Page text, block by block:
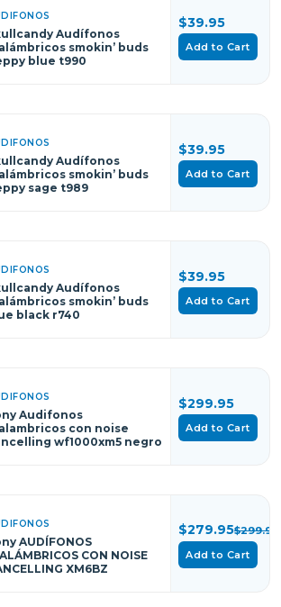
Audífonos
smokin’ buds
blue t990
$39.95
Add to Cart
Audífonos
smokin’ buds
sage t989
$39.95
Add to Cart
Audífonos
smokin’ buds
black r740
$39.95
Add to Cart
Audifonos
con noise
wf1000xm5 negro
$299.95
Add to Cart
AUDÍFONOS
CON NOISE
XM6BZ
$279.95$299.95
Add to Cart